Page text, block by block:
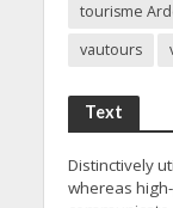
tourisme
vautours
Text
Distinctively
whereas